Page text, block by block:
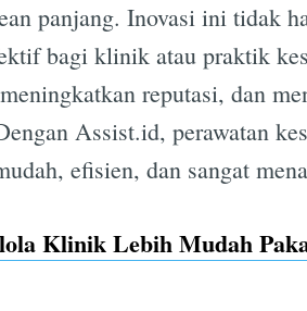
panjang. Inovasi ini tidak
bagi klinik atau praktik
reputasi, dan
Assist.id, perawatan
efisien, dan sangat
Klinik Lebih Mudah